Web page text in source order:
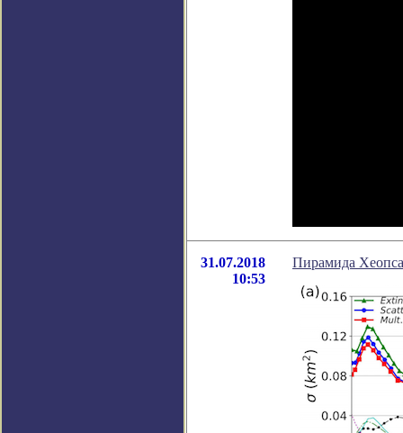
31.07.2018
10:53
Пирамида